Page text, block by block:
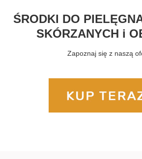
ŚRODKI DO
SKÓRZANYCH i
Zapoznaj się z naszą